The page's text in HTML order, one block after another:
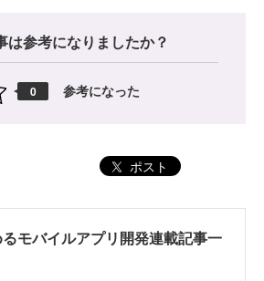
は参考になりましたか？
0 参考になった
ポスト
モバイルアプリ開発連載記事一